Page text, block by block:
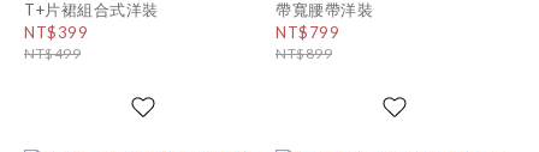
T+片裙組合式洋裝
NT$399
NT$499
帶寬腰帶洋裝
NT$799
NT$899